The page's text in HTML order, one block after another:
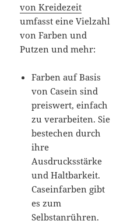
von Kreidezeit
umfasst eine Vielzahl
von Farben und
Putzen und mehr:
Farben auf Basis
von Casein sind
preiswert, einfach
zu verarbeiten. Sie
bestechen durch
ihre
Ausdrucksstärke
und Haltbarkeit.
Caseinfarben gibt
es zum
Selbstanrühren.